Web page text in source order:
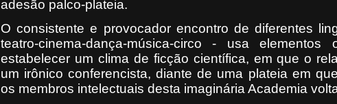
adesão palco-plateia.
O consistente e provocador encontro de diferentes
teatro-cinema-dança-música-circo - usa
estabelecer um clima de ficção científica, em que o
um irônico conferencista, diante de uma plateia em
os membros intelectuais desta imaginária Academia